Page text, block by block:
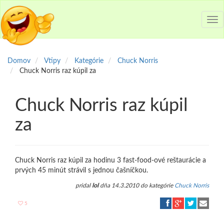
Domov Vtipy Kategórie
Chuck Norris
Chuck Norris raz kúpil za
Chuck Norris raz kúpil
za
Chuck Norris raz kúpil za hodinu 3 fast-food-ové reštaurácie a
prvých 45 minút strávil s jednou čašníčkou.
pridal loldňa 14.3.2010 do kategórie Chuck Norris
5